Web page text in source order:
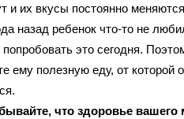
и их вкусы постоянно
назад ребенок что-то не
попробовать это сегодня.
ему полезную еду, от которой
что здоровье вашего